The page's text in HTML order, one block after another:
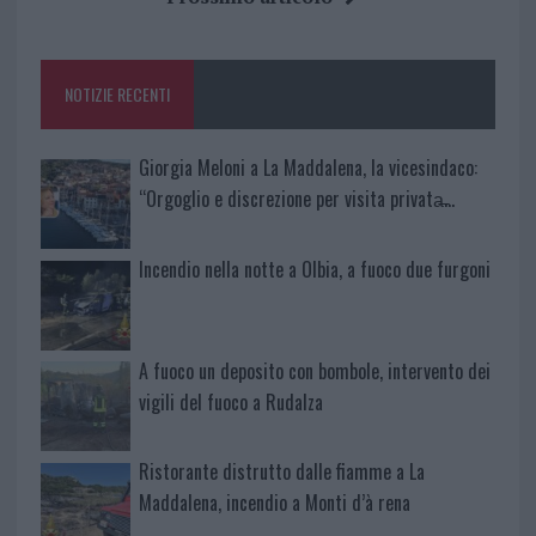
o
k
p
NOTIZIE RECENTI
Giorgia Meloni a La Maddalena, la vicesindaco:
“Orgoglio e discrezione per visita privata̶…
Incendio nella notte a Olbia, a fuoco due furgoni
A fuoco un deposito con bombole, intervento dei
vigili del fuoco a Rudalza
Ristorante distrutto dalle fiamme a La
Maddalena, incendio a Monti d’à rena